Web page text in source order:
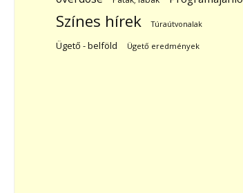
Színes hírek Túraútvonalak
Ügető - belföld Ügető eredmények